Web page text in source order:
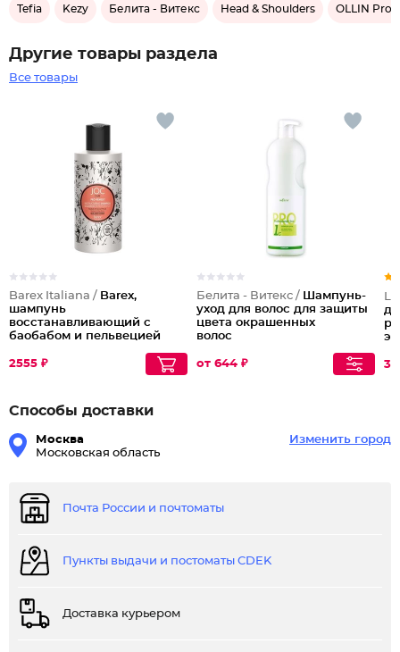
Tefia Kezy Белита - Витекс Head & Shoulders OLLIN
Другие товары раздела
Все товары
Barex Italiana / Barex,
шампунь
восстанавливающий с
баобабом и пельвецией
Joc Care, 250 мл
2555 ₽
Белита - Витекс / Шампунь-
уход для волос для защиты
цвета окрашенных
волос
от 644 ₽
Способы доставки
Москва
Московская область
Изменить город
Почта России и почтоматы
Пункты выдачи и постоматы CDEK
Доставка курьером